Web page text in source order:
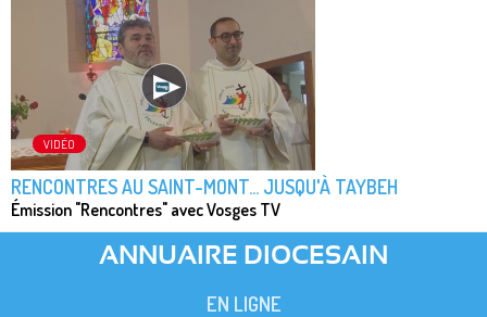
VIDÉO
RENCONTRES AU SAINT-MONT... JUSQU'À TAYBEH
Émission "Rencontres" avec Vosges TV
ANNUAIRE DIOCESAIN
EN LIGNE